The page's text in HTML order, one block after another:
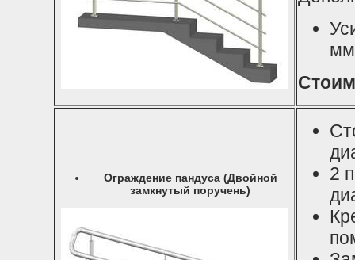
Ограждение пандуса (Двойной
замкнутый поручень)
2